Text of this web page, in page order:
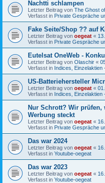
Nachtti schlampen
Letzter Beitrag von The Ghost
Verfasst in Private Gespräche
Fake Seite/Shop ?? auf
Letzter Beitrag von oegeat «
Verfasst in Private Gespräche
Eutelsat OneWeb -
Letzter Beitrag von Olaschir «
Verfasst in Indices, Einzelaktien
US-Batteriehersteller
Letzter Beitrag von oegeat «
Verfasst in Indices, Einzelaktien
Nur Schrott? Wir prüfen,
Werbung steckt
Letzter Beitrag von oegeat «
Verfasst in Private Gespräche
Das war 2024
Letzter Beitrag von oegeat «
Verfasst in Youtube-oegeat
Das war 2023
Letzter Beitrag von oegeat «
Verfasst in Youtube-oegeat